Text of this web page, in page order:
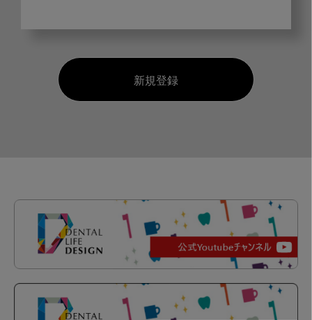
新規登録